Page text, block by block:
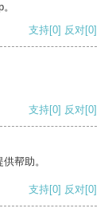
支持[0] 反对[0]
支持[0] 反对[0]
帮助。
支持[0] 反对[0]